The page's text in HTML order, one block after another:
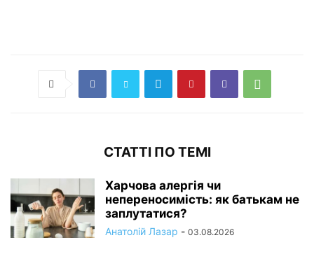
СТАТТІ ПО ТЕМІ
Харчова алергія чи
непереносимість: як батькам не
заплутатися?
Анатолій Лазар - 03.08.2026